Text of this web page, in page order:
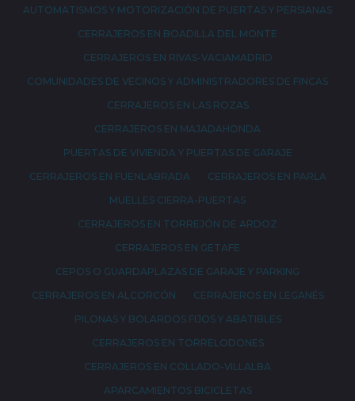
AUTOMATISMOS Y MOTORIZACIÓN DE PUERTAS Y PERSIANAS
CERRAJEROS EN BOADILLA DEL MONTE
CERRAJEROS EN RIVAS-VACIAMADRID
COMUNIDADES DE VECINOS Y ADMINISTRADORES DE FINCAS
CERRAJEROS EN LAS ROZAS
CERRAJEROS EN MAJADAHONDA
PUERTAS DE VIVIENDA Y PUERTAS DE GARAJE
CERRAJEROS EN FUENLABRADA
CERRAJEROS EN PARLA
MUELLES CIERRA-PUERTAS
CERRAJEROS EN TORREJÓN DE ARDOZ
CERRAJEROS EN GETAFE
CEPOS O GUARDAPLAZAS DE GARAJE Y PARKING
CERRAJEROS EN ALCORCÓN
CERRAJEROS EN LEGANÉS
PILONAS Y BOLARDOS FIJOS Y ABATIBLES
CERRAJEROS EN TORRELODONES
CERRAJEROS EN COLLADO-VILLALBA
APARCAMIENTOS BICICLETAS